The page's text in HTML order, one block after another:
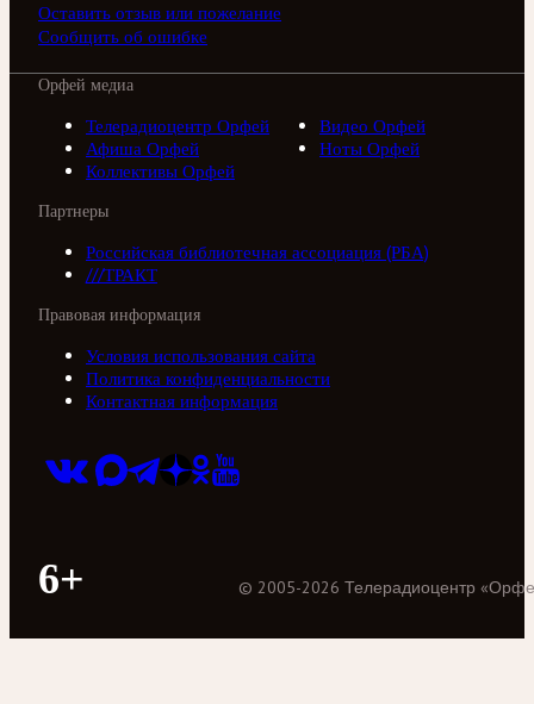
Оставить отзыв или пожелание
Сообщить об ошибке
Орфей медиа
Телерадиоцентр Орфей
Видео Орфей
Афиша Орфей
Ноты Орфей
Коллективы Орфей
Партнеры
Российская библиотечная ассоциация (РБА)
///ТРАКТ
Правовая информация
Условия использования сайта
Политика конфиденциальности
Контактная информация
6+ © 2005-2026 Телерадиоцентр